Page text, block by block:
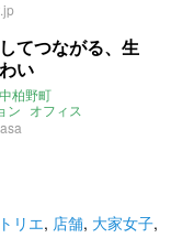
ィス
ット
賃貸
てつながる、生
い
中柏野町
ン オフィス
場
リエ, 店舗, 大家女子,